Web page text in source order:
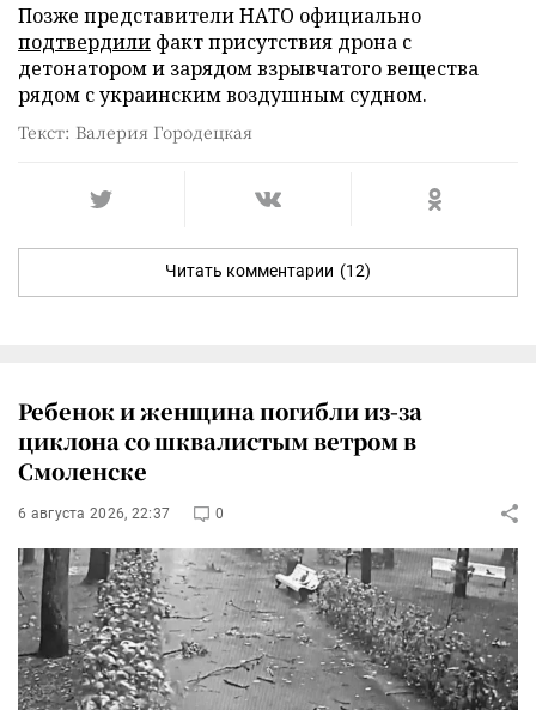
Позже представители НАТО официально
подтвердили факт присутствия дрона с
детонатором и зарядом взрывчатого вещества
рядом с украинским воздушным судном.
Текст: Валерия Городецкая
Читать комментарии (12)
Ребенок и женщина погибли из-за
циклона со шквалистым ветром в
Смоленске
6 августа 2026, 22:37 0